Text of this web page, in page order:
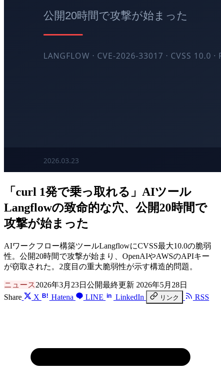
「curl 1発で乗っ取れる」AIツール
Langflowの致命的な穴、公開20時間で
攻撃が始まった
AIワークフロー構築ツールLangflowにCVSS最大10.0の脆弱
性。公開20時間で攻撃が始まり、OpenAIやAWSのAPIキー
が窃取された。2度目の重大脆弱性が示す構造的問題。
ニュース2026年3月23日公開最終更新 2026年5月28日
Share
X B! Hatena LINE in LinkedIn リンク RSS